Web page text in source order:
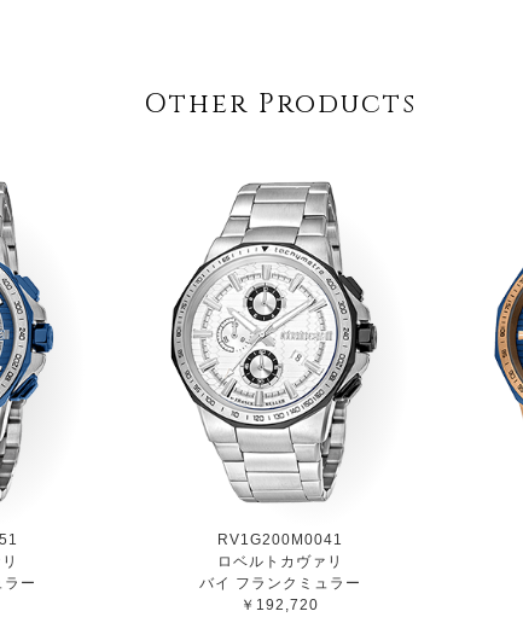
Other Products
ー
RV1G200M0041
ロベルトカヴァリ
バイ フランクミュラー
￥192,720